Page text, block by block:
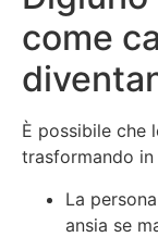
come
È possibile che
trasformando
La
ansia se